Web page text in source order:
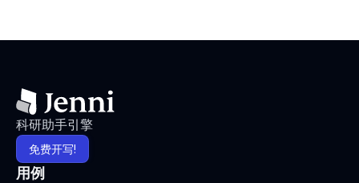
科研助手引擎
免费开写!
用例